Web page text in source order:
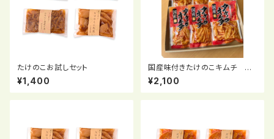
たけのこお試しセット
¥1,400
国産味付きたけのこキムチ 6
個
¥2,100